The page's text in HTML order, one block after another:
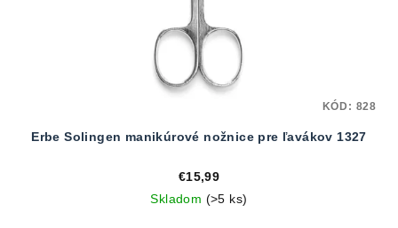
Erbe Solingen manikúrové nožnice pre ľavákov 1327
€15,99
Skladom (>5 ks)
KÓD: 828